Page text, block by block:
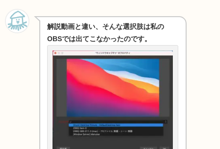
解説動画と違い、そんな選択肢は私の
OBSでは出てこなかったのです。